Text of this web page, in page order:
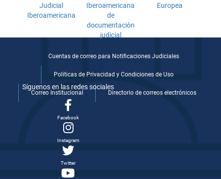
Cuentas de correo para Notificaciones Judiciales
Politicas de Privacidad y Condiciones de Uso
Correo Institucional Directorio de correos electrónicos
Síguenos en las redes sociales
Facebook
Instagram
Twitter